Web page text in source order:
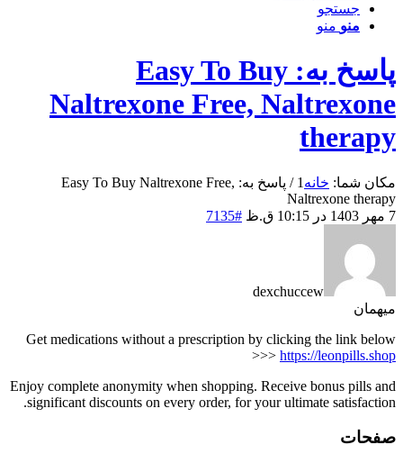
جستجو
منو منو
پاسخ به: Easy To Buy
Naltrexone Free, Naltrexone
therapy
مکان شما: خانه 1
/
پاسخ به: Easy To Buy Naltrexone Free,
Naltrexone therapy
7 مهر 1403 در 10:15 ق.ظ
#7135
dexchuccew
میهمان
Get medications without a prescription by clicking the link below
>>> https://leonpills.shop
Enjoy complete anonymity when shopping. Receive bonus pills and
significant discounts on every order, for your ultimate satisfaction.
صفحات